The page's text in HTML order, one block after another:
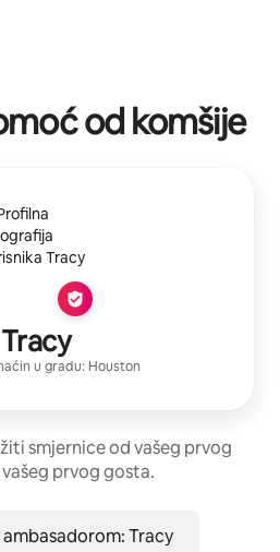
od komšije
Tracy
u gradu: Houston
smjernice od vašeg prvog
prvog gosta.
ambasadorom: Tracy